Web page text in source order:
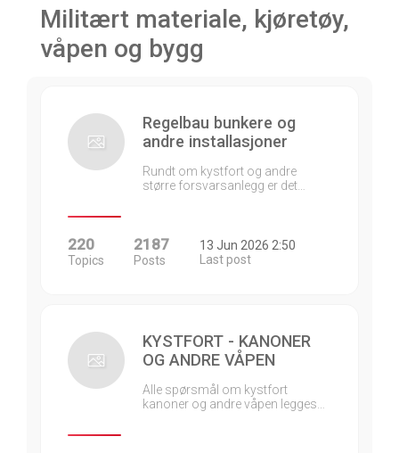
Militært materiale, kjøretøy,
våpen og bygg
Regelbau bunkere og
andre installasjoner
Rundt om kystfort og andre
større forsvarsanlegg er det…
220
Topics
2187
Posts
13 Jun 2026 2:50
Last post
KYSTFORT - KANONER
OG ANDRE VÅPEN
Alle spørsmål om kystfort
kanoner og andre våpen legges…